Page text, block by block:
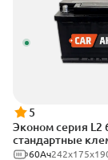
5
Эконом серия L2
стандартные
60Ач